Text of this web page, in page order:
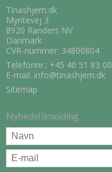
Tinashjem.dk
Myntevej 3
8920 Randers NV
Danmark
CVR-nummer: 34800804
Telefonnr.: +45 40 51 83 00
E-mail: info@tinashjem.dk
Sitemap
Nyhedstilmelding